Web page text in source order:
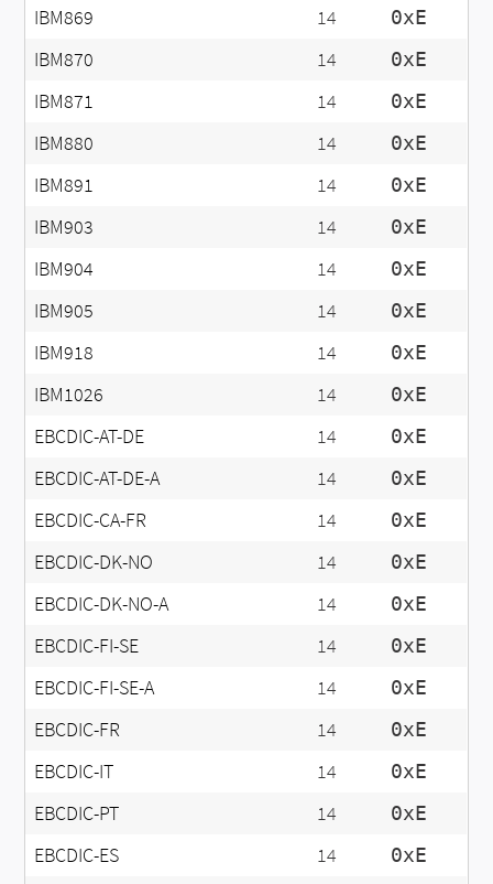
IBM869 14 0xE
IBM870 14 0xE
IBM871 14 0xE
IBM880 14 0xE
IBM891 14 0xE
IBM903 14 0xE
IBM904 14 0xE
IBM905 14 0xE
IBM918 14 0xE
IBM1026 14 0xE
EBCDIC-AT-DE 14 0xE
EBCDIC-AT-DE-A 14 0xE
EBCDIC-CA-FR 14 0xE
EBCDIC-DK-NO 14 0xE
EBCDIC-DK-NO-A 14 0xE
EBCDIC-FI-SE 14 0xE
EBCDIC-FI-SE-A 14 0xE
EBCDIC-FR 14 0xE
EBCDIC-IT 14 0xE
EBCDIC-PT 14 0xE
EBCDIC-ES 14 0xE